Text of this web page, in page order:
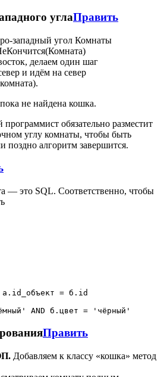
углаПравить
западный угол Комнаты
делаем один шаг
и идём на север
не найдена кошка.
обязательно разместит
углу комнаты, чтобы быть
поздно алгоритм завершится.
— это SQL. Соответственно, чтобы
= б.id
Править
Добавляем к классу «кошка» метод